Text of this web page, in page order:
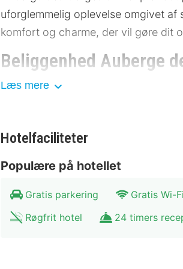
uforglemmelig oplevelse omgivet
komfort og charme, der vil gøre dit
Beliggenhed Auberge
Beliggende i en malerisk dal, er
tilgængelig med busstoppesteder i
Byens centrum: 500 meter
Naturskøn udsigtspunkt: 1 km
Kunstgalleri: 1,5 km
Læs mere
Hotelfaciliteter
Populære på hotellet
Gratis parkering Gratis Wi-Fi
Røgfrit hotel
24 timers